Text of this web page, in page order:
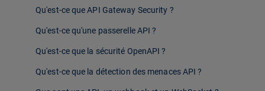
Qu'est-ce que API Gateway Security ?
Qu'est-ce qu'une passerelle API ?
Qu'est-ce que la sécurité OpenAPI ?
Qu'est-ce que la détection des menaces API ?